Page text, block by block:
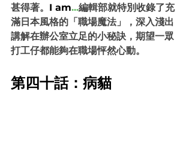
甚得著。 I am...編輯部就特別收錄了充
滿日本風格的「職場魔法」，深入淺出
講解在辦公室立足的小秘訣，期望一眾
打工仔都能夠在職場怦然心動。
第四十話：病貓